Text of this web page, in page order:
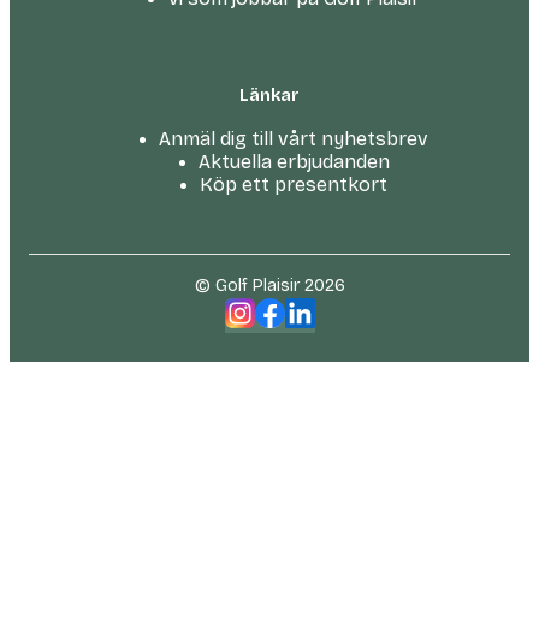
Länkar
Anmäl dig till vårt nyhetsbrev
Aktuella erbjudanden
Köp ett presentkort
© Golf Plaisir 2026